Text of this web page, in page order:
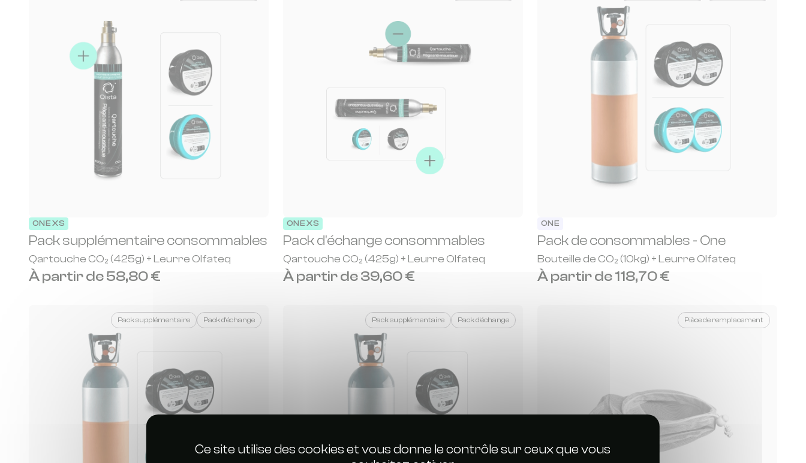
Ce site utilise des cookies et vous donne le contrôle sur ceux que vous
ONE XS
Pack supplémentaire consommables
Qartouche CO₂ (425g) + Leurre Olfateq
À partir de 58,80 €
ONE XS
Pack d'échange consommables
Qartouche CO₂ (425g) + Leurre Olfateq
À partir de 39,60 €
ONE
Pack de consommables - One
Bouteille de CO₂ (10kg) + Leurre Olfateq
À partir de 118,70 €
Pack supplémentaire Pack d'échange Pack supplémentaire Pack d'échange Pièce de remplacement